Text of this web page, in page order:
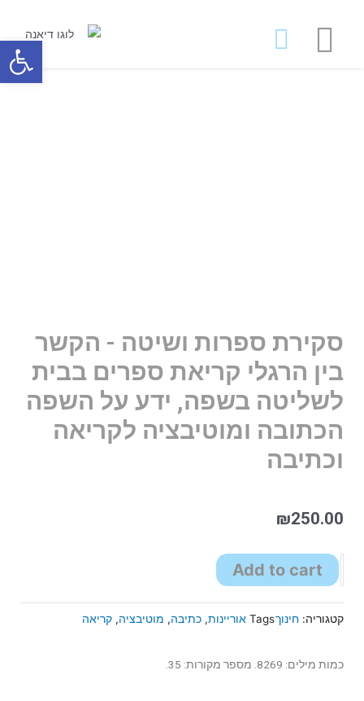
סקירת ספרות ושיטה - הקשר
בין הרגלי קריאת ספרים בבית
לשליטה בשפה, ידע על השפה
הכתובה ומוטיבציה לקריאה
וכתיבה
₪250.00
Add to cart
קטגוריה: חינוךTags אוריינות, כתיבה, מוטיבציה, קריאה
כמות מילים: 8269. מספר מקורות: 35.
פתח